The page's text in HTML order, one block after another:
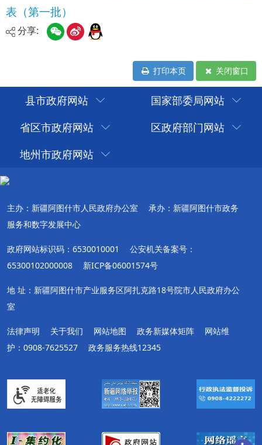
分享:
打印本页 关闭窗口
县市政府网站
国家部委局网站
省区市政府网站
区政府部门网站
地州市政府网站
主办：新疆阿图什市人民政府办公室
承办：新疆阿图什市政务
服务和数字发展中心
政府网站标识码：6530010001
公安机关备案号：
65300102000008
新ICP备06001574号
地 址：新疆阿图什市产业服务区阿扎克路18号院市人民政府办公
室
法律声明 关于我们 网站地图 政务新媒体矩阵
网站维
护：0908-7625527
政务服务热线12345